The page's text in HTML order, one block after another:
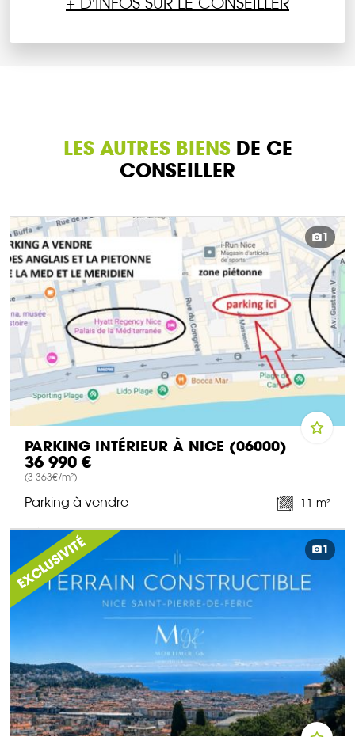
LES AUTRES BIENSDE CE
CONSEILLER
1
PARKING INTÉRIEUR À NICE (06000)
36 990 €
(3 363€/m²)
Parking à vendre 11 m²
DÉCOUVRIR CE BIEN
EXCLUSIVITÉ 1